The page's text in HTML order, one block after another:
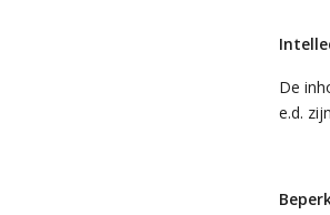
De
e.d.